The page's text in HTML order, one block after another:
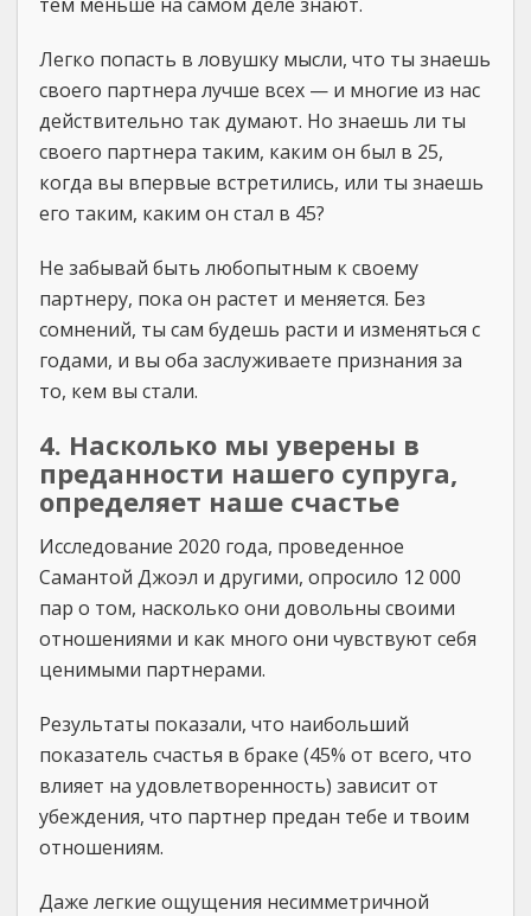
Легко попасть в ловушку мысли, что ты знаешь
своего партнера лучше всех — и многие из нас
действительно так думают. Но знаешь ли ты
своего партнера таким, каким он был в 25,
когда вы впервые встретились, или ты знаешь
его таким, каким он стал в 45?
Не забывай быть любопытным к своему
партнеру, пока он растет и меняется. Без
сомнений, ты сам будешь расти и изменяться с
годами, и вы оба заслуживаете признания за
то, кем вы стали.
4. Насколько мы уверены в
преданности нашего супруга,
определяет наше счастье
Исследование 2020 года, проведенное
Самантой Джоэл и другими, опросило 12 000
пар о том, насколько они довольны своими
отношениями и как много они чувствуют себя
ценимыми партнерами.
Результаты показали, что наибольший
показатель счастья в браке (45% от всего, что
влияет на удовлетворенность) зависит от
убеждения, что партнер предан тебе и твоим
отношениям.
Даже легкие ощущения несимметричной